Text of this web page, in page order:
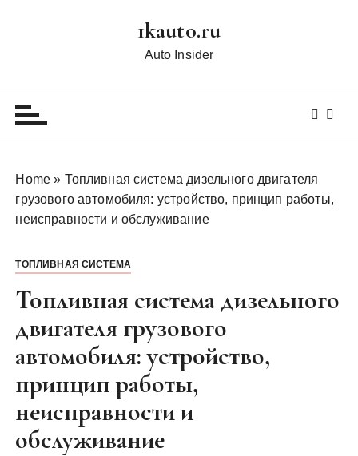
1kauto.ru
Auto Insider
Home » Топливная система дизельного двигателя
грузового автомобиля: устройство, принцип работы,
неисправности и обслуживание
ТОПЛИВНАЯ СИСТЕМА
Топливная система дизельного
двигателя грузового
автомобиля: устройство,
принцип работы,
неисправности и
обслуживание